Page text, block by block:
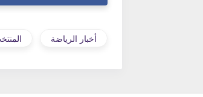
أخبار الرياضة